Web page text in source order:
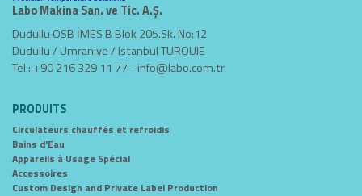
Labo Makina San. ve Tic. A.Ş.
Dudullu OSB İMES B Blok 205.Sk. No:12
Dudullu / Umraniye / Istanbul TURQUIE
Tel : +90 216 329 11 77 -info@labo.com.tr
PRODUITS
Circulateurs chauffés et refroidis
Bains d'Eau
Appareils à Usage Spécial
Accessoires
Custom Design and Private Label Production